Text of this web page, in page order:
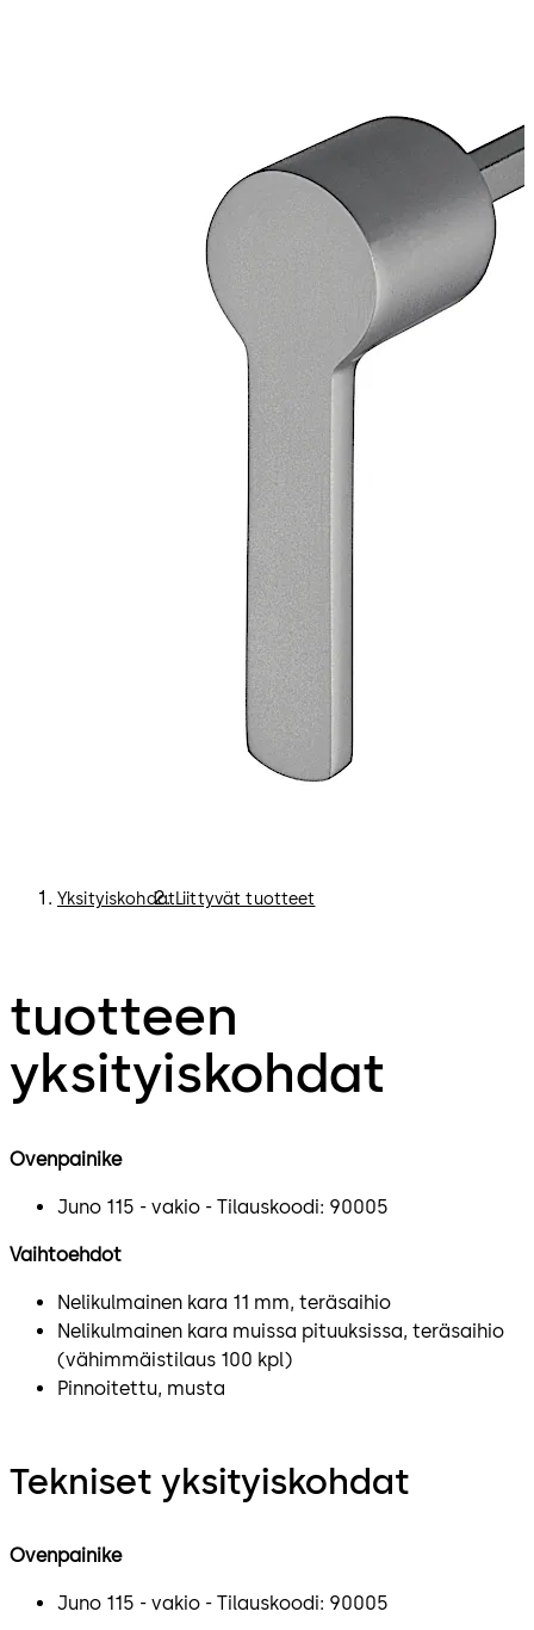
YksityiskohdatLiittyvät tuotteet
tuotteen
yksityiskohdat
Ovenpainike
Juno 115 - vakio - Tilauskoodi: 90005
Vaihtoehdot
Nelikulmainen kara 11 mm, teräsaihio
Nelikulmainen kara muissa pituuksissa, teräsaihio
(vähimmäistilaus 100 kpl)
Pinnoitettu, musta
Tekniset yksityiskohdat
Ovenpainike
Juno 115 - vakio - Tilauskoodi: 90005